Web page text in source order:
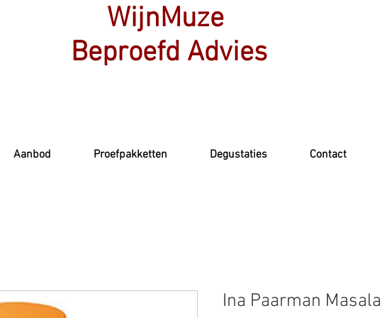
WijnMuze
Beproefd Advies
Aanbod Proefpakketten Degustaties Contact
Ina Paarman Masala